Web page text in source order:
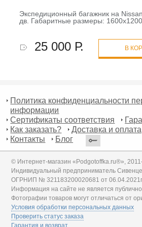
Экспедиционный багажник на
дв. Габаритные размеры:
25 000 Р. В
Политика конфиденциальности
информации
Сертификаты соответствия
Как заказать?
Доставка и оплата
Контакты
Блог
© Интернет-магазин «Podgotoffka.ru®»,
Индивидуальный предприниматель
ОГРНИП № 321183200020681 от 06.04.2021г.
Информация на сайте не является
Фотографии товаров могут отличаться от
Условия обработки персональных данных
Проверить статус заказа
Гарантия и возврат